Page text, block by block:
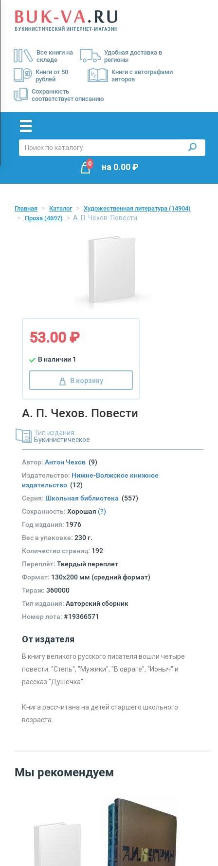
Все книги на
складе
Удобная доставка в
регионы
Книги от 50
рублей
Книги с автографами
авторов
Сохранность
соответствует описанию
Menu
Доставка
Оплата
0 на 0.00₽
Главная Каталог Художественная литература (14904)
Проза (4697) А. П. Чехов. Повести
53.00 ₽
В наличии 1
В корзину
А. П. Чехов. Повести
Тип издания:
Букинистическое
Автор: Антон Чехов (9)
Издательство: Нижне-Волжское книжное
издательство (12)
Серия: Школьная библиотека (557)
Сохранность: Хорошая (?)
Год издания: 1976
Вес в упаковке: 230 г.
Количество страниц: 192
Переплёт: Твердый переплет
Формат: 130х200 мм (средний формат)
Тираж: 360000
Тип издания: Авторский сборник
Номер лота: #19366571
От издателя
В книгу великого русского писателя вошли четыре
повести: "Степь", "Мужики", "В овраге", "Ионыч" и
рассказ "Душечка".
Книга рассчитана на детей старшего школьного
возраста.
Мы рекомендуем